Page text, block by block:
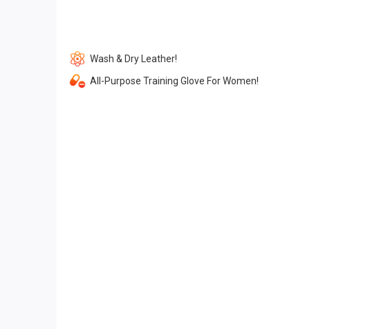
Wash & Dry Leather!
All-Purpose Training Glove For Women!